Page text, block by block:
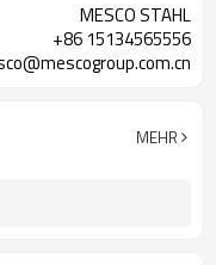
MESCO STAHL
+86 15134565556
MEHR